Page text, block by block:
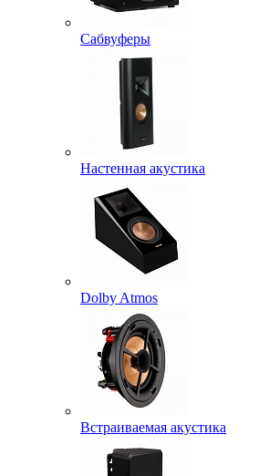
Сабвуферы
Настенная акустика
Dolby Atmos
Встраиваемая акустика